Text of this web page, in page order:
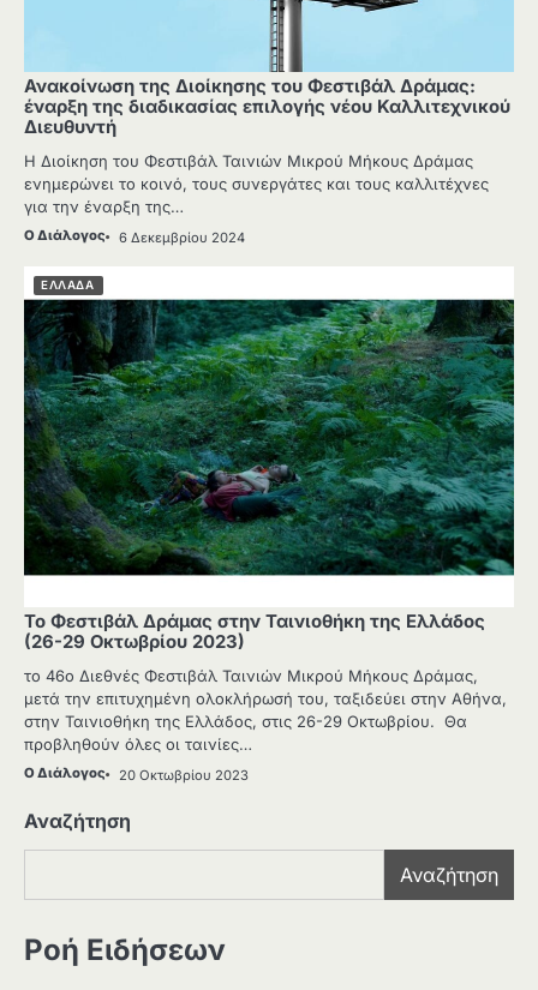
Ανακοίνωση της Διοίκησης του Φεστιβάλ Δράμας:
έναρξη της διαδικασίας επιλογής νέου Καλλιτεχνικού
Διευθυντή
Η Διοίκηση του Φεστιβάλ Ταινιών Μικρού Μήκους Δράμας
ενημερώνει το κοινό, τους συνεργάτες και τους καλλιτέχνες
για την έναρξη της…
Ο Διάλογος 6 Δεκεμβρίου 2024
ΕΛΛΑΔΑ
Το Φεστιβάλ Δράμας στην Ταινιοθήκη της Ελλάδος
(26-29 Oκτωβρίου 2023)
το 46ο Διεθνές Φεστιβάλ Ταινιών Μικρού Μήκους Δράμας,
μετά την επιτυχημένη ολοκλήρωσή του, ταξιδεύει στην Αθήνα,
στην Ταινιοθήκη της Ελλάδος, στις 26-29 Οκτωβρίου. Θα
προβληθούν όλες οι ταινίες…
Ο Διάλογος 20 Οκτωβρίου 2023
Αναζήτηση
Αναζήτηση
Ροή Ειδήσεων